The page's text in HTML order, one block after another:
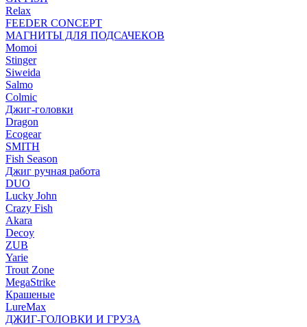
Relax
FEEDER CONCEPT
МАГНИТЫ ДЛЯ ПОДСАЧЕКОВ
Momoi
Stinger
Siweida
Salmo
Colmic
Джиг-головки
Dragon
Ecogear
SMITH
Fish Season
Джиг ручная работа
DUO
Lucky John
Crazy Fish
Akara
Decoy
ZUB
Yarie
Trout Zone
MegaStrike
Крашеные
LureMax
ДЖИГ-ГОЛОВКИ И ГРУЗА